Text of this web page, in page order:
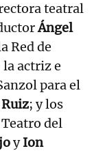
teatral
Ángel
Red de
la actriz e
para el
; y los
del
yIon